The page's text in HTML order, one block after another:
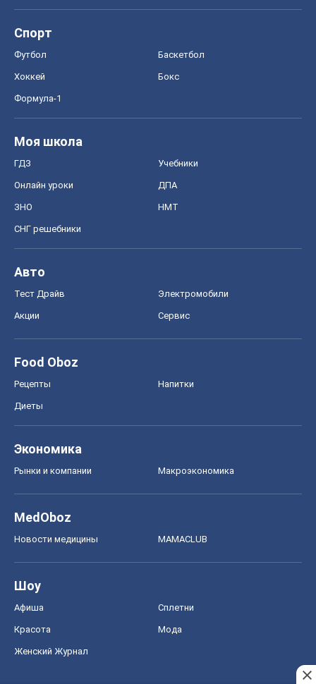
Спорт
Футбол Баскетбол
Хоккей Бокс
Формула-1
Моя школа
ГДЗ Учебники
Онлайн уроки ДПА
ЗНО НМТ
СНГ решебники
Авто
Тест Драйв Электромобили
Акции Сервис
Food Oboz
Рецепты Напитки
Диеты
Экономика
Рынки и компании Mакроэкономика
MedOboz
Новости медицины MAMACLUB
Шоу
Афиша Сплетни
Красота Мода
Женский Журнал